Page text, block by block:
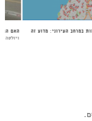
חכמות במרחב העירוני: מדוע זה